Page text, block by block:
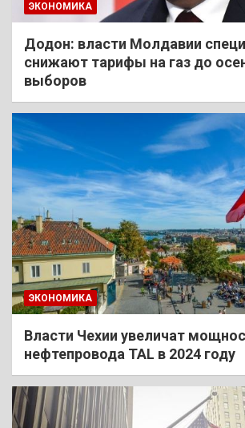
ЭКОНОМИКА
Додон: власти Молдавии
снижают тарифы на газ до
выборов
ЭКОНОМИКА
Власти Чехии увеличат
нефтепровода TAL в 2024 году